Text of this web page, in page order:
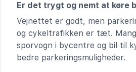
Er det trygt og nemt at køre
Vejnettet er godt, men
og cykeltrafikken er tæt.
sporvogn i bycentre og bil til
bedre parkeringsmuligheder.